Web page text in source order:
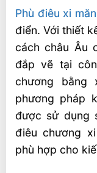
2. Kích
3. Tính
Quy
Ứng
1.
2.
Lợi Ích
Phù điêu xi
điển. Với thiết
cách châu Âu
đắp vẽ tại
chương bằng
phương pháp
được sử dụng
điêu chương
phù hợp cho